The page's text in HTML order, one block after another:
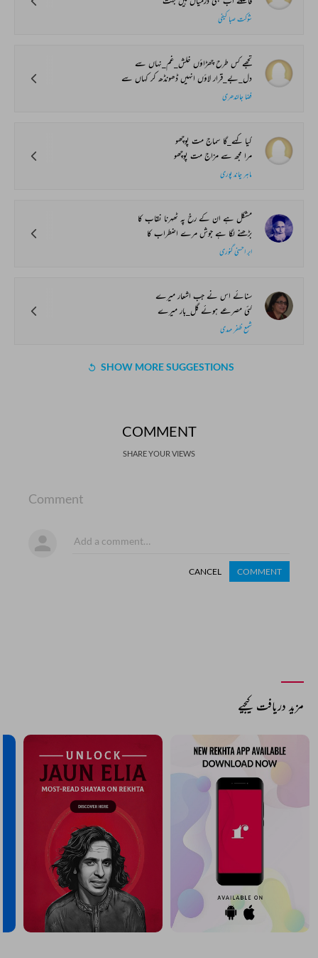
شوکت صبا کیفی
تجھے کس طرح چھڑاؤں خلش_غم_نہاں سے
دل_بے_قرار لاؤں انہیں ڈھونڈھ کر کہاں سے
فضا جالندھری
کیا کہے_گا سماج مت پوچھو
مرا مجھ سے مزاج مت پوچھو
ماہر چاند پوری
مشکل ہے ان کے رخ پہ ٹھہرنا نقاب کا
بڑھنے لگا ہے جوش مرے اضطراب کا
ابر احسنی گنوری
سنائے اس نے جب اشعار میرے
کئی مصرعے ہوئے گل_بار میرے
شمع ظفر مہدی
SHOW MORE SUGGESTIONS
COMMENT
SHARE YOUR VIEWS
Comment
CANCEL COMMENT
مزید دریافت کیجیے